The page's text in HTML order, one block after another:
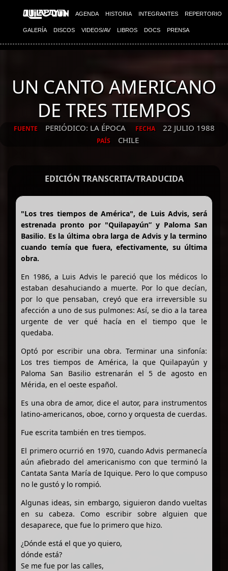
AGENDA HISTORIA INTEGRANTES REPERTORIO
GALERÍA DISCOS VIDEOS/AV LIBROS DOCS PRENSA
UN CANTO AMERICANO
DE TRES TIEMPOS
FUENTE PERIÓDICO: LA ÉPOCA FECHA 22 JULIO 1988
PAÍS CHILE
EDICIÓN TRANSCRITA/TRADUCIDA
"Los tres tiempos de América", de Luis Advis, será
estrenada pronto por "Quilapayún” y Paloma San
Basilio. Es la última obra larga de Advis y la termino
cuando temía que fuera, efectivamente, su última
obra.
En 1986, a Luis Advis le pareció que los médicos lo
estaban desahuciando a muerte. Por lo que decían,
por lo que pensaban, creyó que era irreversible su
afección a uno de sus pulmones: Así, se dio a la tarea
urgente de ver qué hacía en el tiempo que le
quedaba.
Optó por escribir una obra. Terminar una sinfonía:
Los tres tiempos de América, la que Quilapayún y
Paloma San Basilio estrenarán el 5 de agosto en
Mérida, en el oeste español.
Es una obra de amor, dice el autor, para instrumentos
latino-americanos, oboe, corno y orquesta de cuerdas.
Fue escrita también en tres tiempos.
El primero ocurrió en 1970, cuando Advis permanecía
aún afiebrado del americanismo con que terminó la
Cantata Santa María de Iquique. Pero lo que compuso
no le gustó y lo rompió.
Algunas ideas, sin embargo, siguieron dando vueltas
en su cabeza. Como escribir sobre alguien que
desaparece, que fue lo primero que hizo.
¿Dónde está el que yo quiero,
dónde está?
Se me fue por las calles,